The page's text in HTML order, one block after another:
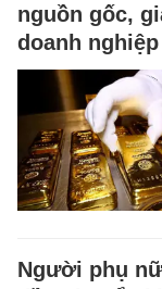
nguồn gốc,
doanh
Người phụ